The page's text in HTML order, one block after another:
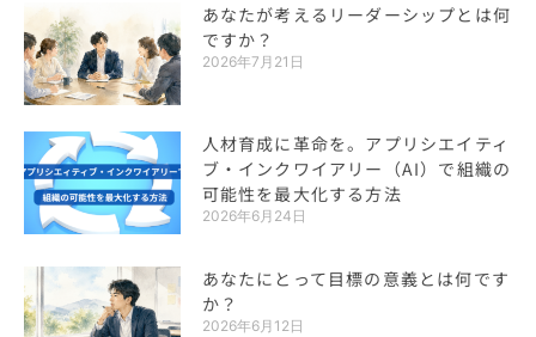
あなたが考えるリーダーシップとは何
ですか？
2026年7月21日
人材育成に革命を。アプリシエイティ
ブ・インクワイアリー（AI）で組織の
可能性を最大化する方法
2026年6月24日
あなたにとって目標の意義とは何です
か？
2026年6月12日